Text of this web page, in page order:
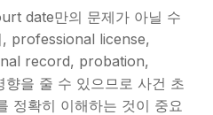
date만의 문제가 아닐 수
, professional license,
record, probation,
을 줄 수 있으므로 사건 초
정확히 이해하는 것이 중요